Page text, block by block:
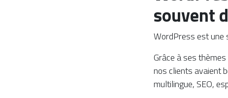
souvent
WordPress est une
Grâce à ses
nos clients avaient
multilingue, SEO,